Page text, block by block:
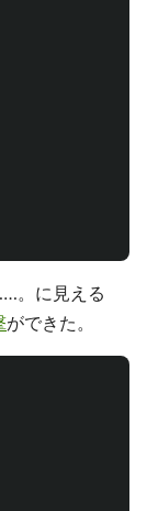
。に見える
ができた。